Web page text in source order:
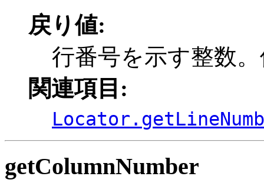
戻り値:
行番号を示す整数
関連項目:
getColumnNumber